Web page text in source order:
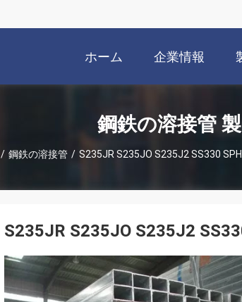
ホーム 企業情報
鋼鉄の溶接管
/ 鋼鉄の溶接管 / S235JR S235JO S235J2 SS330
S235JR S235JO S235J2